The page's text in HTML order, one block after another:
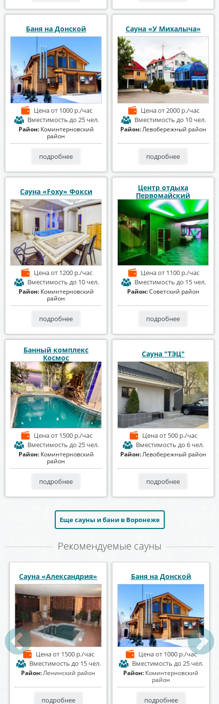
Баня на Донской
Ценаот 1000 р./час
Вместимость до 25 чел.
Район: Коминтерновский
район
подробнее
Сауна «У Михалыча»
Ценаот 2000 р./час
Вместимость до 10 чел.
Район:Левобережный район
подробнее
Сауна «Foxy» Фокси
Ценаот 1200 р./час
Вместимость до 10 чел.
Район: Коминтерновский
район
подробнее
Центр отдыха
Первомайский
Ценаот 1100 р./час
Вместимость до 15 чел.
Район:Советский район
подробнее
Банный комплекс
Космос
Ценаот 1500 р./час
Вместимость до 25 чел.
Район: Коминтерновский
район
подробнее
Сауна "ТЭЦ"
Ценаот 500 р./час
Вместимость до 6 чел.
Район:Левобережный район
подробнее
Еще сауны и бани в Воронеже
Рекомендуемые сауны
Сауна и баня Апельсин
Ценаот 1500 р./час
Вместимость до 20 чел.
Район:Коминтерновский
подробнее
Сауна «Диана»
Ценаот 1500 р./час
Вместимостьдо 6 чел.
Район:Центральный район
подробнее